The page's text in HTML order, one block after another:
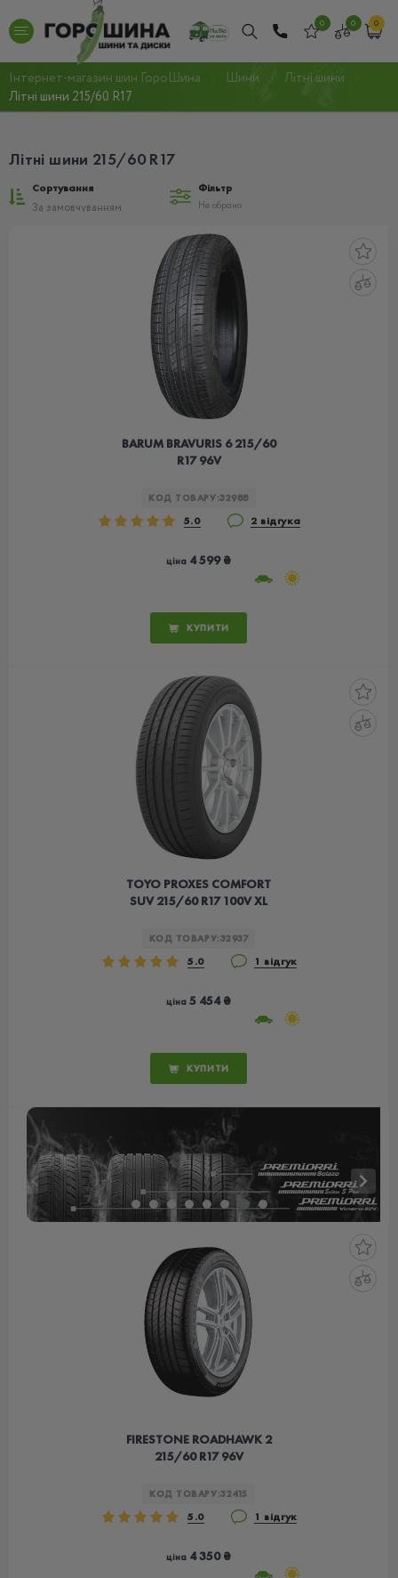
0 0 0
Інтернет-магазин шин ГороШина Шини
Літні шини
Літні шини 215/60 R17
Літні шини 215/60 R17
Сортування
Фільтр
Не обрано
BARUM BRAVURIS 6 215/60
R17 96V
КОД ТОВАРУ:32988
5.0 2 відгука
ціна 4 599 ₴
КУПИТИ
TOYO PROXES COMFORT
SUV 215/60 R17 100V XL
КОД ТОВАРУ:32937
5.0 1 відгук
ціна 5 454 ₴
КУПИТИ
FIRESTONE ROADHAWK 2
215/60 R17 96V
КОД ТОВАРУ:32415
5.0 1 відгук
ціна 4 350 ₴